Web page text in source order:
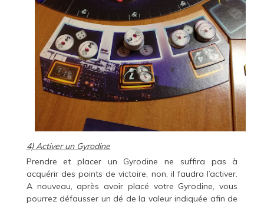
4) Activer un Gyrodine
Prendre et placer un Gyrodine ne suffira pas à
acquérir des points de victoire, non, il faudra l’activer.
A nouveau, après avoir placé votre Gyrodine, vous
pourrez défausser un dé de la valeur indiquée afin de